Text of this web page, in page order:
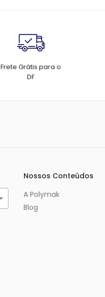
Frete Grátis para o
DF
Nossos Conteúdos
A Polymak
Blog